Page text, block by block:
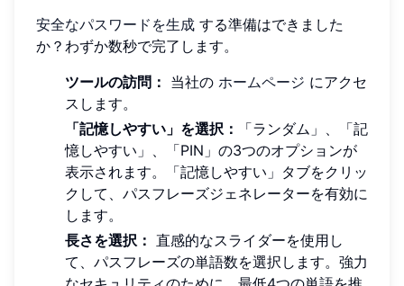
安全なパスワードを生成 する準備はできました
か？わずか数秒で完了します。
ツールの訪問： 当社の ホームページ にアクセ
スします。
「記憶しやすい」を選択：
「ランダム」、「記
憶しやすい」、「PIN」の3つのオプションが
表示されます。「記憶しやすい」タブをクリッ
クして、パスフレーズジェネレーターを有効に
します。
長さを選択： 直感的なスライダーを使用し
て、パスフレーズの単語数を選択します。強力